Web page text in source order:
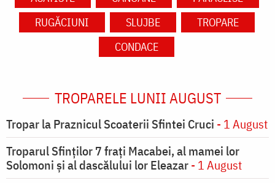
RUGĂCIUNI
SLUJBE
TROPARE
CONDACE
TROPARELE LUNII AUGUST
Tropar la Praznicul Scoaterii Sfintei Cruci - 1 August
Troparul Sfinţilor 7 fraţi Macabei, al mamei lor
Solomoni şi al dascălului lor Eleazar- 1 August